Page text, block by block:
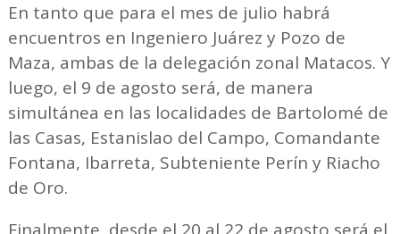
En tanto que para el mes de julio habrá
encuentros en Ingeniero Juárez y Pozo de
Maza, ambas de la delegación zonal Matacos. Y
luego, el 9 de agosto será, de manera
simultánea en las localidades de Bartolomé de
las Casas, Estanislao del Campo, Comandante
Fontana, Ibarreta, Subteniente Perín y Riacho
de Oro.